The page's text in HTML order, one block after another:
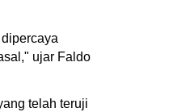
ujar Faldo
telah teruji